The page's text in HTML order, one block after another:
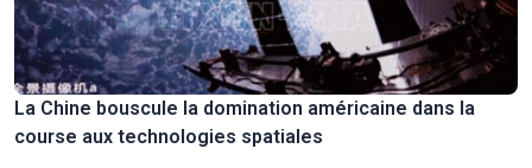
La Chine bouscule la domination américaine dans la
course aux technologies spatiales